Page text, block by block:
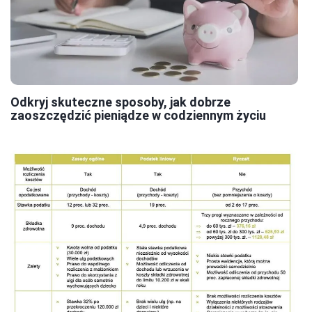
Odkryj skuteczne sposoby, jak dobrze
zaoszczędzić pieniądze w codziennym życiu